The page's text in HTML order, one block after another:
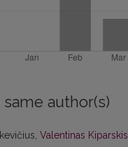
author(s)
Valentinas Kiparskis